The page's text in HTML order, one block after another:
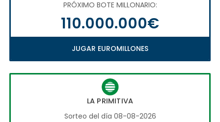
PRÓXIMO BOTE MILLONARIO:
110.000.000€
JUGAR EUROMILLONES
LA PRIMITIVA
Sorteo del día 08-08-2026